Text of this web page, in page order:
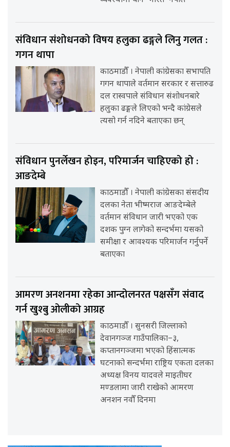
संविधान संशोधनको विषय हलुका ढङ्गले लिनु गलत :
गगन थापा
काठमाडौँ । नेपाली कांग्रेसका सभापति
गगन थापाले वर्तमान सरकार र सत्तारुढ
दल रास्वपाले संविधान संशोधनबारे
हलुका ढङ्गले लिएको भन्दै कांग्रेसले
त्यसो गर्न नदिने बताएका छन्
संविधान पुनर्लेखन होइन, परिमार्जन चाहिएको हो :
आङदेम्बे
काठमाडौँ । नेपाली कांग्रेसका संसदीय
दलका नेता भीष्मराज आङदेम्बेले
वर्तमान संविधान जारी भएको एक
दशक पुग्न लागेको सन्दर्भमा यसको
समीक्षा र आवश्यक परिमार्जन गर्नुपर्ने
बताएका
आमरण अनशनमा रहेका आन्दोलनरत पक्षसँग संवाद
गर्न खुश्बु ओलीको आग्रह
काठमाडौँ । सुनसरी जिल्लाको
देवानगञ्ज गाउँपालिका–३,
कप्तानगञ्जमा भएको हिंसात्मक
घटनाको सन्दर्भमा राष्ट्रिय एकता दलका
अध्यक्ष विनय यादवले माइतीघर
मण्डलामा जारी राखेको आमरण
अनशन नवौँ दिनमा